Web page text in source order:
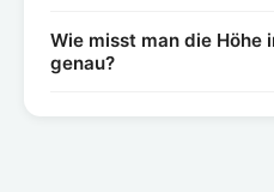
Wie misst man die Höhe
genau?